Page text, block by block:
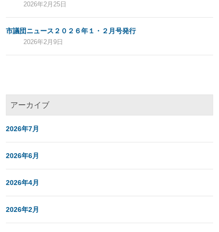
2026年2月25日
市議団ニュース２０２６年１・２月号発行
2026年2月9日
アーカイブ
2026年7月
2026年6月
2026年4月
2026年2月